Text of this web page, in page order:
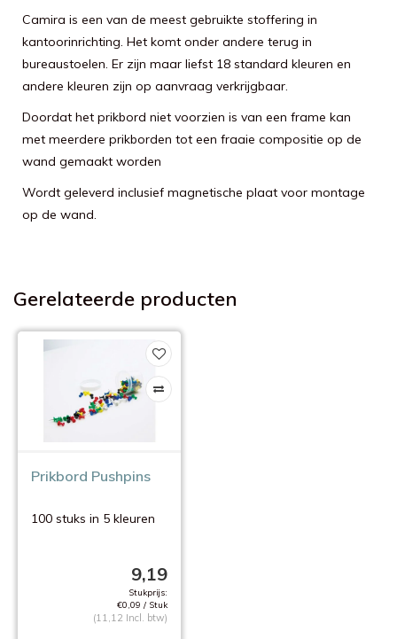
Camira is een van de meest gebruikte stoffering in
kantoorinrichting. Het komt onder andere terug in
bureaustoelen. Er zijn maar liefst 18 standard kleuren en
andere kleuren zijn op aanvraag verkrijgbaar.
Doordat het prikbord niet voorzien is van een frame kan
met meerdere prikborden tot een fraaie compositie op de
wand gemaakt worden
Wordt geleverd inclusief magnetische plaat voor montage
op de wand.
Gerelateerde producten
Prikbord Pushpins
100 stuks in 5 kleuren
9,19
Stukprijs:
€0,09 / Stuk
(11,12 Incl. btw)